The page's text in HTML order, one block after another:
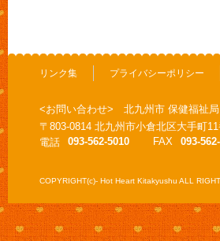
リンク集 プライバシーポリシー
<お問い合わせ> 北九州市 保健福祉
〒803-0814 北九州市小倉北区大手町
電話
093-562-5010 FAX 093-
COPYRIGHT(c)- Hot Heart Kitakyushu ALL